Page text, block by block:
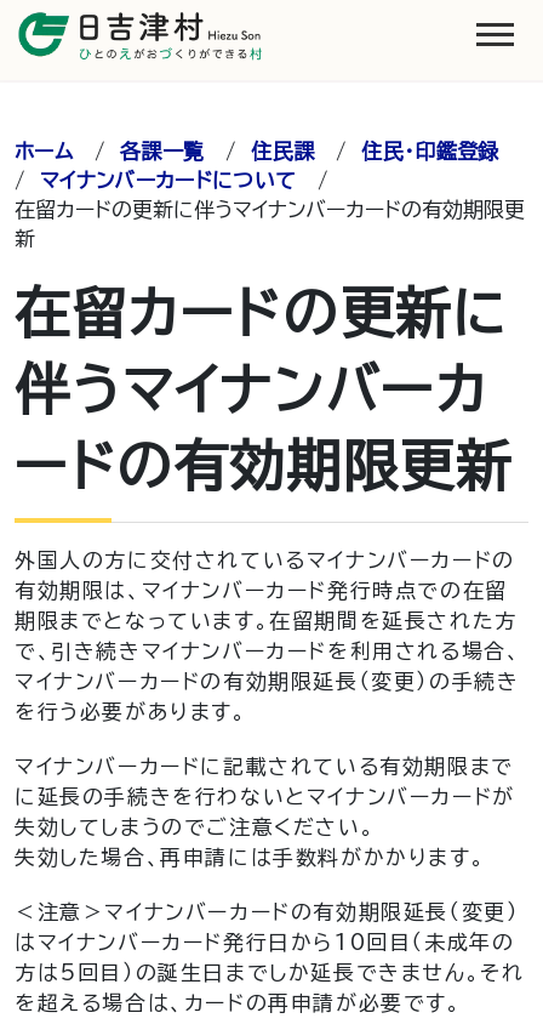
ホーム /各課一覧 /住民課/住民・印鑑登録
/ マイナンバーカードについて /
在留カードの更新に伴うマイナンバーカードの有効期限更
新
在留カードの更新に
伴うマイナンバーカ
ードの有効期限更新
外国人の方に交付されているマイナンバーカードの
有効期限は、マイナンバーカード発行時点での在留
期限までとなっています。在留期間を延長された方
で、引き続きマイナンバーカードを利用される場合、
マイナンバーカードの有効期限延長（変更）の手続き
を行う必要があります。
マイナンバーカードに記載されている有効期限まで
に延長の手続きを行わないとマイナンバーカードが
失効してしまうのでご注意ください。
失効した場合、再申請には手数料がかかります。
＜注意＞マイナンバーカードの有効期限延長（変更）
はマイナンバーカード発行日から10回目（未成年の
方は5回目）の誕生日までしか延長できません。それ
を超える場合は、カードの再申請が必要です。